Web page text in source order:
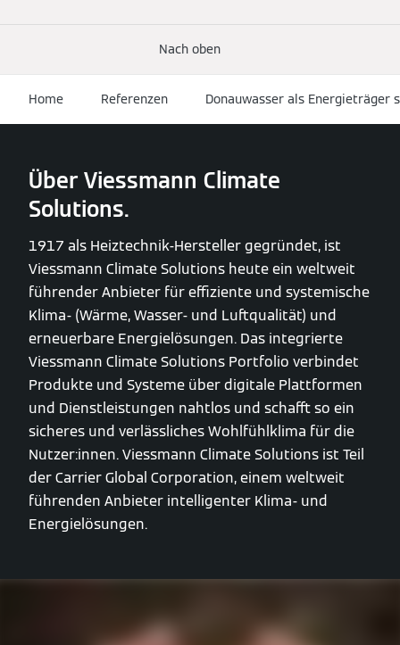
Nach oben
Home Referenzen Donauwasser als Energieträger
Über Viessmann Climate
Solutions.
1917 als Heiztechnik-Hersteller gegründet, ist
Viessmann Climate Solutions heute ein weltweit
führender Anbieter für effiziente und systemische
Klima- (Wärme, Wasser- und Luftqualität) und
erneuerbare Energielösungen. Das integrierte
Viessmann Climate Solutions Portfolio verbindet
Produkte und Systeme über digitale Plattformen
und Dienstleistungen nahtlos und schafft so ein
sicheres und verlässliches Wohlfühlklima für die
Nutzer:innen. Viessmann Climate Solutions ist Teil
der Carrier Global Corporation, einem weltweit
führenden Anbieter intelligenter Klima- und
Energielösungen.